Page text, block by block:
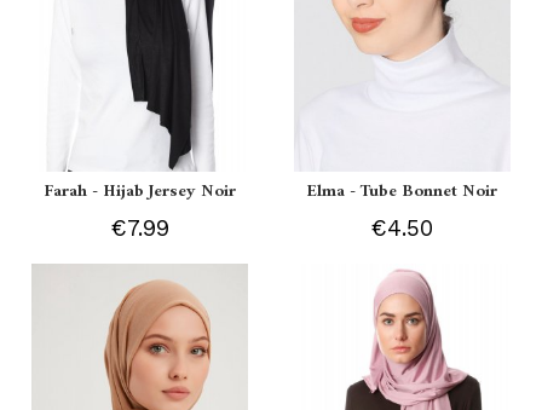
Farah - Hijab Jersey Noir
€7.99
Elma - Tube Bonnet Noir
€4.50